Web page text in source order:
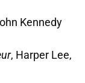
Kennedy
, Harper Lee,